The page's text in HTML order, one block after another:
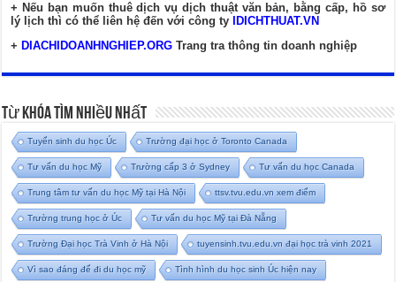
+ Nếu bạn muốn thuê dịch vụ dịch thuật văn bản, bằng cấp, hồ sơ
lý lịch thì có thể liên hệ đến với công ty
IDICHTHUAT.VN
+ DIACHIDOANHNGHIEP.ORG Trang tra thông tin doanh nghiệp
Từ Khóa Tìm Nhiều Nhất
Tuyển sinh du học Úc Trường đại học ở Toronto Canada
Tư vấn du học Mỹ Trường cấp 3 ở Sydney Tư vấn du học Canada
Trung tâm tư vấn du học Mỹ tại Hà Nội ttsv.tvu.edu.vn xem điểm
Trường trung học ở Úc Tư vấn du học Mỹ tại Đà Nẵng
Trường Đại học Trà Vinh ở Hà Nội tuyensinh.tvu.edu.vn đại học trà vinh 2021
Vì sao đáng để đi du học mỹ Tình hình du học sinh Úc hiện nay